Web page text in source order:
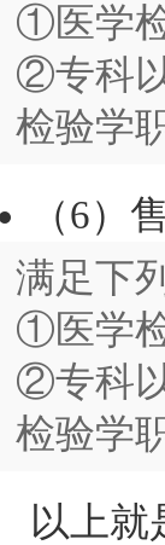
①医学
②专科
检验学
（6）
满足下
①医学
②专科
检验学
以上